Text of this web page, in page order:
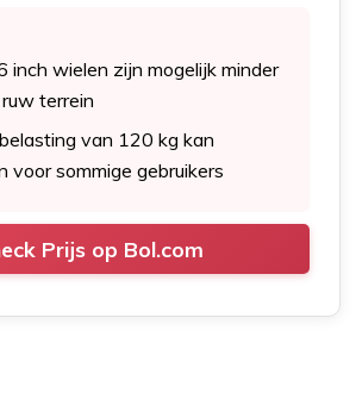
inch wielen zijn mogelijk minder
terrein
van 120 kg kan
voor sommige gebruikers
Prijs op Bol.com